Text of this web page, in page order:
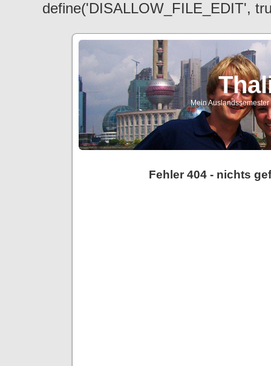
define('DISALLOW_FILE_EDIT',
Mein
Fehler 404 - nichts